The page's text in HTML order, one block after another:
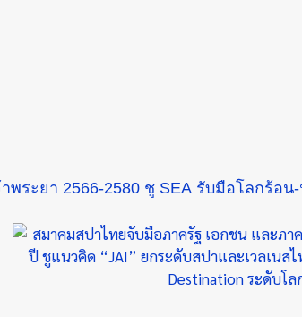
ระยา 2566-2580 ชู SEA รับมือโลกร้อน